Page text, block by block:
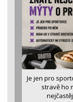
Je jen pro
stravě ho